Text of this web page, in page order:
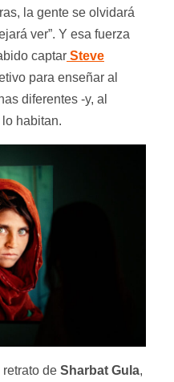
la gente se olvidará
ver”. Y esa fuerza
captar Steve
para enseñar al
diferentes -y, al
habitan.
de Sharbat Gula,